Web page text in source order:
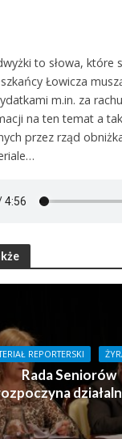
to słowa, które
Łowicza
m.in. za
na ten temat a
przez rząd
REPORTERSKI
Rada Seniorów